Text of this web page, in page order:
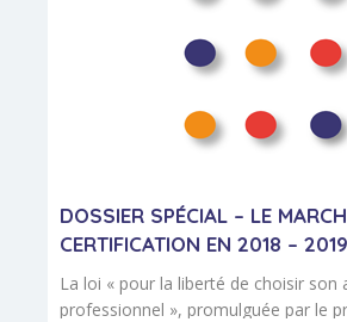
de développement des compétences
DOSSIER SPÉCIAL – LE
CERTIFICATION EN 2018 – 2019
La loi « pour la liberté de choisir son
professionnel », promulguée par le